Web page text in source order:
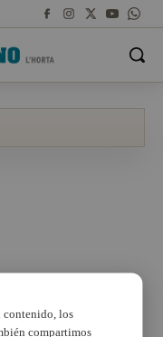
contenido, los
compartimos